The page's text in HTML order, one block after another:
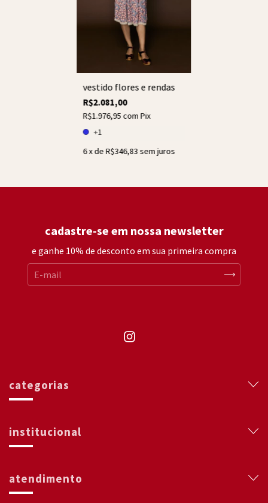
vestido flores e rendas
R$2.081,00
R$1.976,95 com Pix
+1
6x de R$346,83 sem juros
cadastre-se em nossa newsletter
e ganhe 10% de desconto em sua primeira compra
categorias
institucional
atendimento